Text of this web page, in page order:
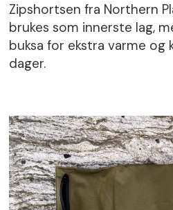
Zipshortsen fra Northern
brukes som innerste lag,
buksa for ekstra varme
dager.